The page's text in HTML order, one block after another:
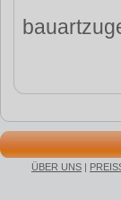
ÜBER UNS |